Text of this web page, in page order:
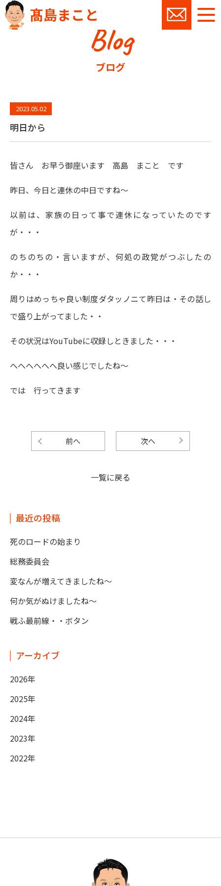
髙島まこと
Blog
ブログ
2023.05.02
明日から
皆さん お早う御座います 高島 まこと です
昨日、今日と連休の中日ですね～
以前は、家族の日って事で連休になっていたのです
が・・・
のちのちの・言いますが、何処の政党がつぶしたの
か・・・
周りはめっちゃ良い制度ダタッノニて昨日は・その話し
で盛り上がってました・・
その状況はYouTubeに収録しときました・・・
へへへへへへ良い感じでしたね～
では 行ってきます
前へ 次へ
一覧に戻る
最近の投稿
死のロードの始まり
総務委員会
変なんが増えてきましたね～
何か気がぬけましたね～
戦ふ最前線・・ボタン
アーカイブ
2026年
2025年
2024年
2023年
2022年